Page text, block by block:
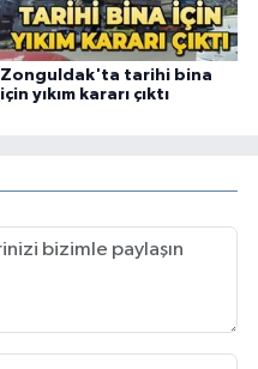
Zonguldak'ta tarihi bina
için yıkım kararı çıktı